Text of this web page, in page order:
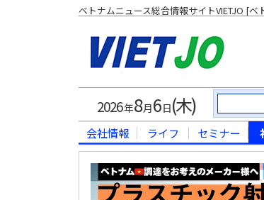
ベトナムニュース総合情報サイトVIETJO [ベ
2026年8月6 日(木)
会社情報 ライフ セミナー